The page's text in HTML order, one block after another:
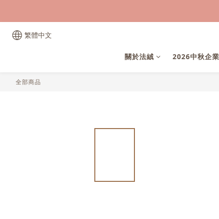
繁體中文
關於法絨 2026中秋企
全部商品